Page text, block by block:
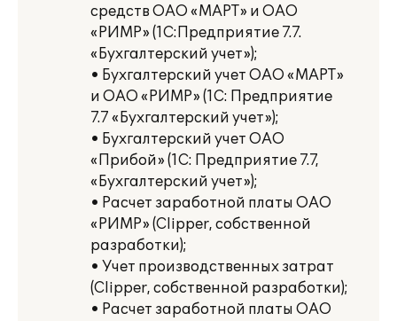
средств ОАО «МАРТ» и ОАО
«РИМР» (1С:Предприятие 7.7.
«Бухгалтерский учет»);
• Бухгалтерский учет ОАО «МАРТ»
и ОАО «РИМР» (1С: Предприятие
7.7 «Бухгалтерский учет»);
• Бухгалтерский учет ОАО
«Прибой» (1С: Предприятие 7.7,
«Бухгалтерский учет»);
• Расчет заработной платы ОАО
«РИМР» (Clipper, собственной
разработки);
• Учет производственных затрат
(Clipper, собственной разработки);
• Расчет заработной платы ОАО